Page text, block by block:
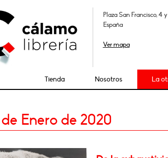
Plaza San Francisco, 4
España
Ver mapa
Tienda Nosotros La
Enero de 2020